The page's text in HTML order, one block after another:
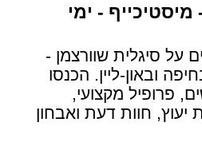
- ימי
על סיגלית שוורצמן -
ובאון-ליין. הכנסו
פרופיל מקצועי,
חוות דעת ואבחון